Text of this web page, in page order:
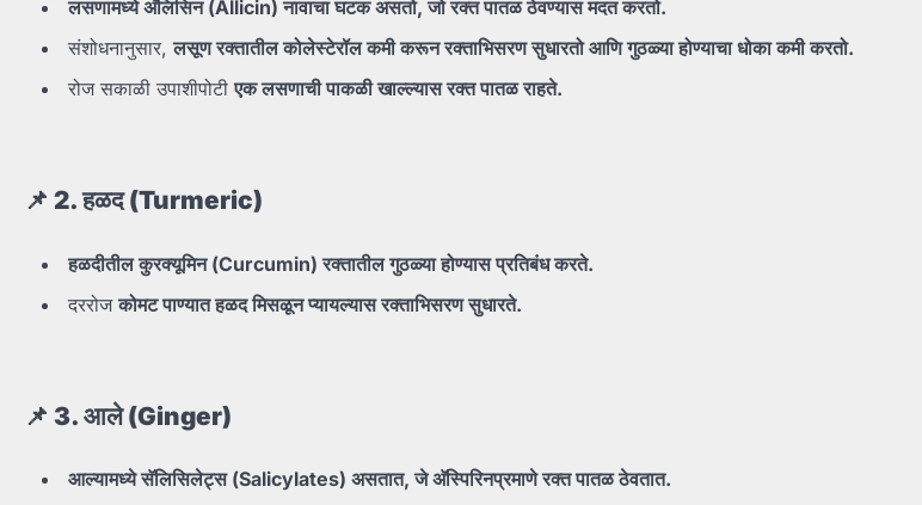
लसणामध्येअ‍ॅलिसिन (Allicin)नावाचाघटकअसतो,जोरक्तपातळठेवण्यासमदतकरतो.
संशोधनानुसार,लसूणरक्तातीलकोलेस्टेरॉलकमीकरूनरक्ताभिसरणसुधारतोआणिगुठळ्याहोण्याचाधोकाकमीकरतो.
रोज सकाळी उपाशीपोटीएकलसणाचीपाकळीखाल्ल्यासरक्तपातळराहते.
📌 2.हळद (Turmeric)
हळदीतीलकुरक्यूमिन (Curcumin)रक्तातीलगुठळ्याहोण्यासप्रतिबंधकरते.
दररोजकोमटपाण्यातहळदमिसळूनप्यायल्यासरक्ताभिसरणसुधारते.
📌 3. आले (Ginger)
आल्यामध्येसॅलिसिलेट्स (Salicylates) असतात,जेअ‍ॅस्पिरिनप्रमाणेरक्तपातळठेवतात.